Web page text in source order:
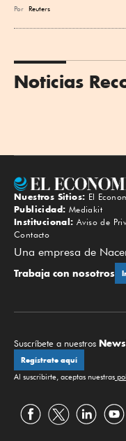
Por Reuters
Noticias
Nuestros Sitios: El
Publicidad: Mediakit
Institucional: Aviso de
Contacto
Una empresa de
Trabaja con nosotros
Suscríbete a nuestros
Regístrate aquí
Al suscribirte, aceptas nuestras